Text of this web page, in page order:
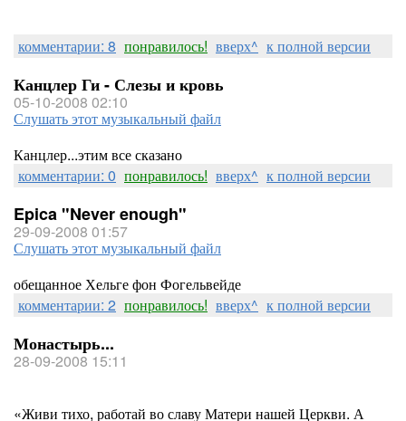
комментарии: 8 понравилось! вверх^ к полной версии
Канцлер Ги - Слезы и кровь
05-10-2008 02:10
Слушать этот музыкальный файл
Канцлер...этим все сказано
комментарии: 0 понравилось! вверх^ к полной версии
Epica "Never enough"
29-09-2008 01:57
Слушать этот музыкальный файл
обещанное Хельге фон Фогельвейде
комментарии: 2 понравилось! вверх^ к полной версии
Монастырь...
28-09-2008 15:11
«Живи тихо, работай во славу Матери нашей Церкви. А